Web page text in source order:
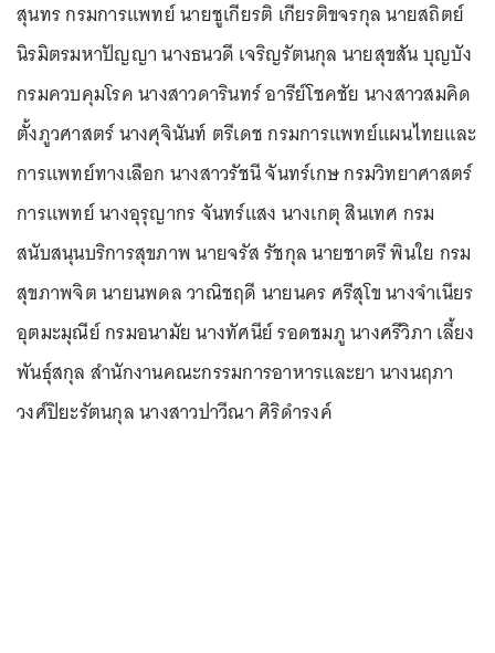
สุนทร กรมการแพทย์ นายชูเกียรติ เกียรติขจรกุล นายสถิตย์
นิรมิตรมหาปัญญา นางธนวดี เจริญรัตนกุล นายสุขสัน บุญบัง
กรมควบคุมโรค นางสาวดารินทร์ อารีย์โชคชัย นางสาวสมคิด
ตั้งภูวศาสตร์ นางศุจินันท์ ตรีเดช กรมการแพทย์แผนไทยและ
การแพทย์ทางเลือก นางสาวรัชนี จันทร์เกษ กรมวิทยาศาสตร์
การแพทย์ นางอุรุญากร จันทร์แสง นางเกตุ สินเทศ กรม
สนับสนุนบริการสุขภาพ นายจรัส รัชกุล นายชาตรี พินใย กรม
สุขภาพจิต นายนพดล วาณิชฤดี นายนคร ศรีสุโข นางจําเนียร
อุตมะมุณีย์ กรมอนามัย นางทัศนีย์ รอดชมภู นางศรีวิภา เลี้ยง
พันธุ์สกุล สํานักงานคณะกรรมการอาหารและยา นางนฤภา
วงศ์ปิยะรัตนกุล นางสาวปาวีณา ศิริดํารงค์